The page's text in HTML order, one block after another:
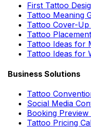
First Tattoo
Tattoo Meaning
Tattoo Cover-Up
Tattoo
Tattoo Ideas for
Tattoo Ideas for
Business Solutions
Tattoo
Social Media
Booking Preview
Tattoo Pricing